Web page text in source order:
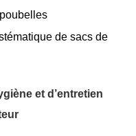
de sacs de
et d’entretien